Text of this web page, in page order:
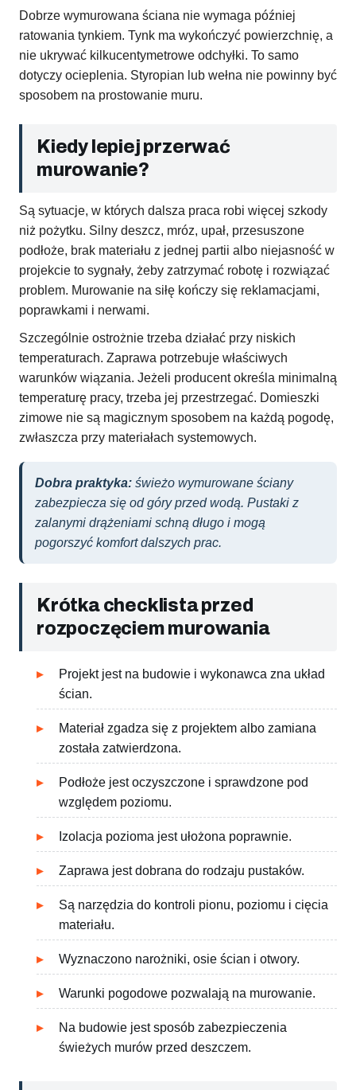
Dobrze wymurowana ściana nie wymaga później
ratowania tynkiem. Tynk ma wykończyć powierzchnię, a
nie ukrywać kilkucentymetrowe odchyłki. To samo
dotyczy ocieplenia. Styropian lub wełna nie powinny być
sposobem na prostowanie muru.
Kiedy lepiej przerwać
murowanie?
Są sytuacje, w których dalsza praca robi więcej szkody
niż pożytku. Silny deszcz, mróz, upał, przesuszone
podłoże, brak materiału z jednej partii albo niejasność w
projekcie to sygnały, żeby zatrzymać robotę i rozwiązać
problem. Murowanie na siłę kończy się reklamacjami,
poprawkami i nerwami.
Szczególnie ostrożnie trzeba działać przy niskich
temperaturach. Zaprawa potrzebuje właściwych
warunków wiązania. Jeżeli producent określa minimalną
temperaturę pracy, trzeba jej przestrzegać. Domieszki
zimowe nie są magicznym sposobem na każdą pogodę,
zwłaszcza przy materiałach systemowych.
Dobra praktyka: świeżo wymurowane ściany
zabezpiecza się od góry przed wodą. Pustaki z
zalanymi drążeniami schną długo i mogą
pogorszyć komfort dalszych prac.
Krótka checklista przed
rozpoczęciem murowania
Projekt jest na budowie i wykonawca zna układ
ścian.
Materiał zgadza się z projektem albo zamiana
została zatwierdzona.
Podłoże jest oczyszczone i sprawdzone pod
względem poziomu.
Izolacja pozioma jest ułożona poprawnie.
Zaprawa jest dobrana do rodzaju pustaków.
Są narzędzia do kontroli pionu, poziomu i cięcia
materiału.
Wyznaczono narożniki, osie ścian i otwory.
Warunki pogodowe pozwalają na murowanie.
Na budowie jest sposób zabezpieczenia
świeżych murów przed deszczem.